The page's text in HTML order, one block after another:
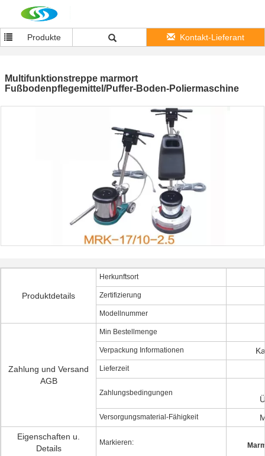
Produkte Kontakt-Lieferant
Multifunktionstreppe marmort
Fußbodenpflegemittel/Puffer-Boden-Poliermaschine
Produktdetails
Herkunftsort
Zertifizierung
Modellnummer
Zahlung und Versand
AGB
Min Bestellmenge
Verpackung Informationen
Lieferzeit
Zahlungsbedingungen
Versorgungsmaterial-Fähigkeit
Eigenschaften u.
Details
Markieren: